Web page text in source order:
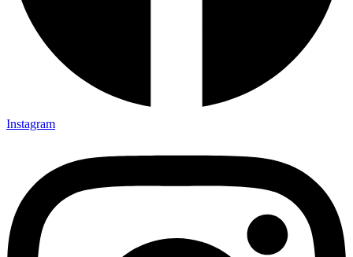
Instagram